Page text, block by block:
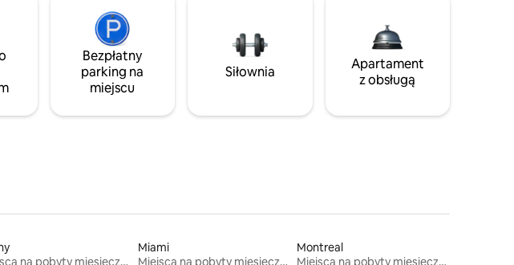
Bezpłatny
parking na
miejscu
Siłownia
Apartament
z obsługą
Miejsca na pobyty miesięczne
Miami
Miejsca na pobyty miesięczne
Montreal
Miejsca na pobyty miesięczne